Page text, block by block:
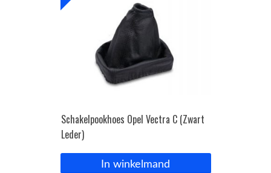
Schakelpookhoes Opel Vectra C (Zwart
Leder)
In winkelmand